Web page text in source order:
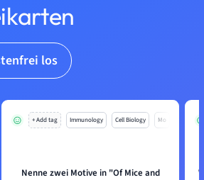
los
+ Add tag Immunology Cell Biology Mo
Nenne zwei Motive in "Of Mice and